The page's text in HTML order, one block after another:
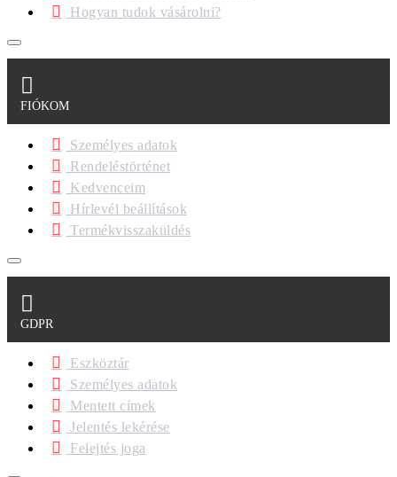
Hogyan tudok vásárolni?
FIÓKOM
Személyes adatok
Rendeléstörténet
Kedvenceim
Hírlevél beállítások
Termékvisszaküldés
GDPR
Eszköztár
Személyes adatok
Mentett címek
Jelentés lekérése
Felejtés joga